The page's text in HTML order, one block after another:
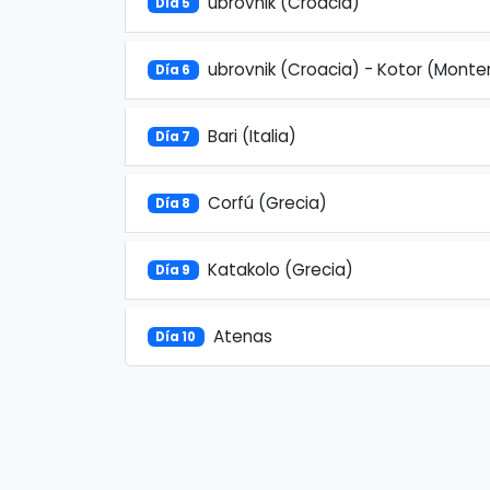
Día 6 ubrovnik (Croacia) - Kotor
Día 7 Bari (Italia)
Día 8 Corfú (Grecia)
Día 9 Katakolo (Grecia)
Día 10 Atenas